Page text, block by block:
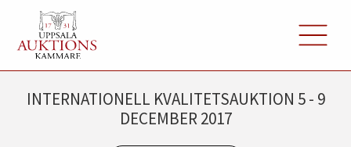
INTERNATIONELL KVALITETSAUKTION 5 - 9
DECEMBER 2017